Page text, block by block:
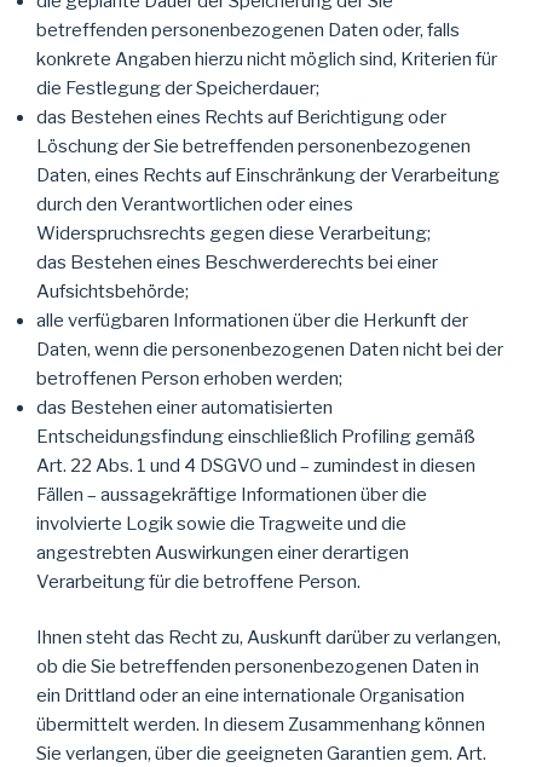
betreffenden personenbezogenen Daten oder, falls
konkrete Angaben hierzu nicht möglich sind, Kriterien für
die Festlegung der Speicherdauer;
das Bestehen eines Rechts auf Berichtigung oder
Löschung der Sie betreffenden personenbezogenen
Daten, eines Rechts auf Einschränkung der Verarbeitung
durch den Verantwortlichen oder eines
Widerspruchsrechts gegen diese Verarbeitung;
das Bestehen eines Beschwerderechts bei einer
Aufsichtsbehörde;
alle verfügbaren Informationen über die Herkunft der
Daten, wenn die personenbezogenen Daten nicht bei der
betroffenen Person erhoben werden;
das Bestehen einer automatisierten
Entscheidungsfindung einschließlich Profiling gemäß
Art. 22 Abs. 1 und 4 DSGVO und – zumindest in diesen
Fällen – aussagekräftige Informationen über die
involvierte Logik sowie die Tragweite und die
angestrebten Auswirkungen einer derartigen
Verarbeitung für die betroffene Person.
Ihnen steht das Recht zu, Auskunft darüber zu verlangen,
ob die Sie betreffenden personenbezogenen Daten in
ein Drittland oder an eine internationale Organisation
übermittelt werden. In diesem Zusammenhang können
Sie verlangen, über die geeigneten Garantien gem. Art.